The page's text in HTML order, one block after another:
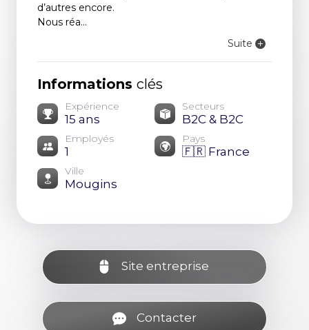
d’autres encore.
Nous réa...
Suite
Informations clés
Expérience
15 ans
Secteurs
B2C & B2C
Employés
1
Pays
🇫🇷 France
Ville
Mougins
Site entreprise
Contacter